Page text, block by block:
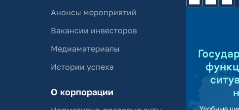
Анонсы мероприятий
Вакансии инвесторов
Медиаматериалы
Истории успеха
О корпорации